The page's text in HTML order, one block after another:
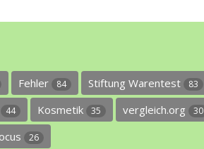
Fehler 84 Stiftung Warentest 83
44 Kosmetik 35 vergleich.org 30
26